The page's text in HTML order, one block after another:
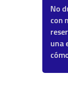
No
con
una